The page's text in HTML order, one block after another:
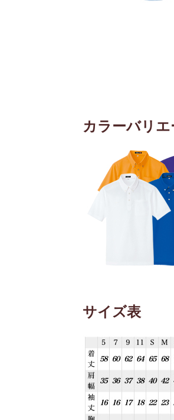
カラーバリ
サイズ表